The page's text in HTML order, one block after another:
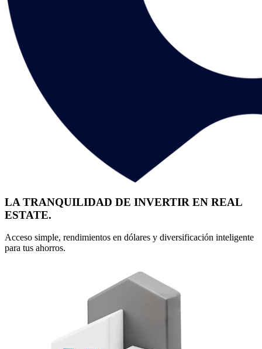
LA TRANQUILIDAD DE INVERTIR EN REAL
ESTATE.
Acceso simple, rendimientos en dólares y diversificación inteligente
para tus ahorros.